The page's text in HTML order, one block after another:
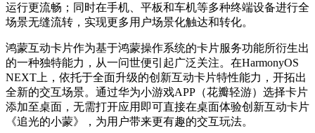
运行更流畅；同时在手机、平板和车机等多种终端设备进行全
场景无缝流转，实现更多用户场景化触达和转化。
鸿蒙互动卡片作为基于鸿蒙操作系统的卡片服务功能所衍生出
的一种独特能力，从一问世便引起广泛关注。在HarmonyOS
NEXT上，依托于全面升级的创新互动卡片特性能力，开拓出
全新的交互场景。通过华为小游戏APP（花瓣轻游）选择卡片
添加至桌面，无需打开应用即可直接在桌面体验创新互动卡片
《追光的小蒙》，为用户带来更有趣的交互玩法。